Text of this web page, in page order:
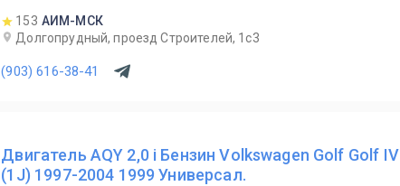
153 АИМ-МСК
Долгопрудный, проезд Строителей, 1с3
(903) 616-38-41
Двигатель AQY 2,0 i Бензин Volkswagen Golf Golf IV
(1J) 1997-2004 1999 Универсал.